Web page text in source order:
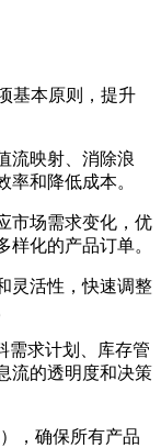
基本原则，提升
流映射、消除浪
和降低成本。
市场需求变化，优
化的产品订单。
灵活性，快速调整
需求计划、库存管
流的透明度和决策
，确保所有产品